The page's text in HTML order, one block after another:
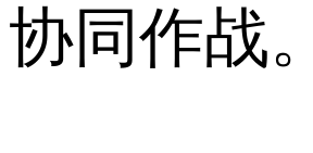
协同作战。